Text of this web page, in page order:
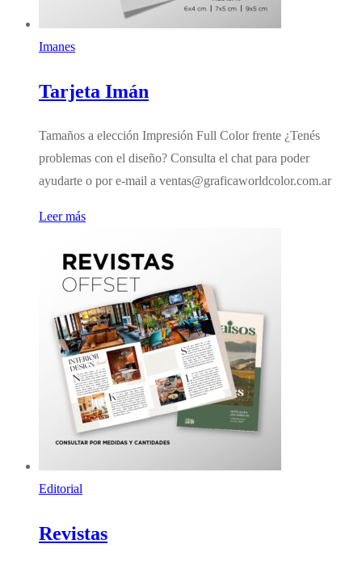
Imanes
Tarjeta Imán
Tamaños a elección Impresión Full Color frente ¿Tenés
problemas con el diseño? Consulta el chat para poder
ayudarte o por e-mail a ventas@graficaworldcolor.com.ar
Leer más
Editorial
Revistas